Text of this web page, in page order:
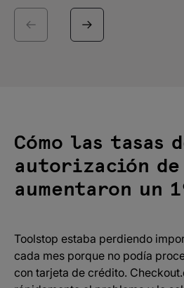
Cómo las tasas
autorización de
aumentaron un
Toolstop estaba perdiendo
cada mes porque no podía
con tarjeta de crédito.